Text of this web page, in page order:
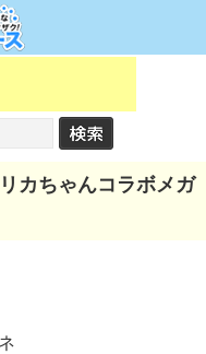
カちゃんコラボメガ